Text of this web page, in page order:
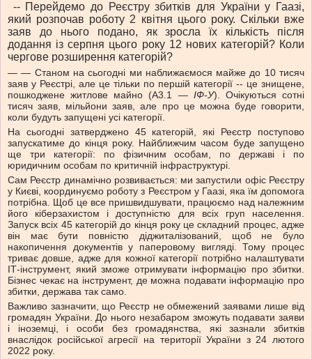
-- Перейдемо до Реєстру збитків для України у Гаазі,
який розпочав роботу 2 квітня цього року. Скільки вже
заяв до нього подано, як зросла їх кількість після
додання із серпня цього року 12 нових категорій? Коли
чергове розширення категорій?
— — Станом на сьогодні ми наближаємося майже до 10 тисяч
заяв у Реєстрі, але це тільки по першій категорії -- це знищене,
пошкоджене житлове майно (А3.1 — ІФ-У). Очікуються сотні
тисяч заяв, мільйони заяв, але про це можна буде говорити,
коли будуть запущені усі категорії.
На сьогодні затверджено 45 категорій, які Реєстр поступово
запускатиме до кінця року. Найближчим часом буде запущено
ще три категорії: по фізичним особам, по державі і по
юридичним особам по критичній інфраструктурі.
Сам Реєстр динамічно розвивається: ми запустили офіс Реєстру
у Києві, координуємо роботу з Реєстром у Гаазі, яка їм допомога
потрібна. Щоб це все пришвидшувати, працюємо над належним
його кіберзахистом і доступністю для всіх груп населення.
Запуск всіх 45 категорій до кінця року це складний процес, адже
він має бути повністю діджиталізований, щоб не було
накопичення документів у паперовому вигляді. Тому процес
триває довше, адже для кожної категорії потрібно налаштувати
ІТ-інструмент, який зможе отримувати інформацію про збитки.
Бізнес чекає на інструмент, де можна подавати інформацію про
збитки, держава так само.
Важливо зазначити, що Реєстр не обмежений заявами лише від
громадян України. До нього незабаром зможуть подавати заяви
і іноземці, і особи без громадянства, які зазнали збитків
внаслідок російської агресії на території України з 24 лютого
2022 року.